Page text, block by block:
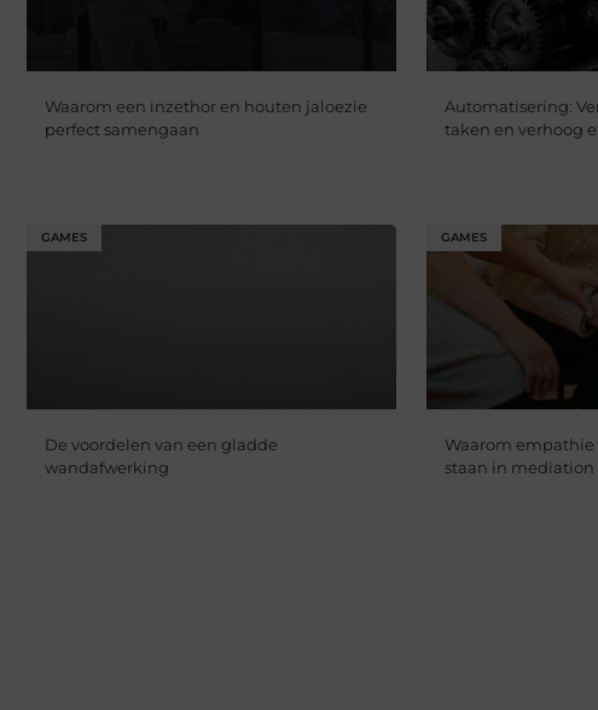
Waarom een inzethor en houten jaloezie
perfect samengaan
Automatisering:
taken en verhoog
GAMES
De voordelen van een gladde
wandafwerking
GAMES
Waarom empathie
staan in mediation